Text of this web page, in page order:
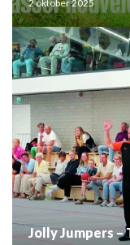
2 oktober 2025
Jolly Jumpers –